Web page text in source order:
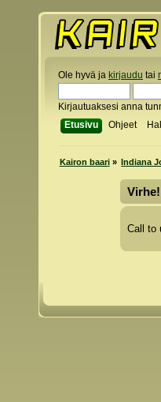
Ole hyvä ja kirjaudu tai
Kirjautuaksesi anna
Etusivu
Ohjeet
Kairon baari» Indiana
Virhe!
Call to